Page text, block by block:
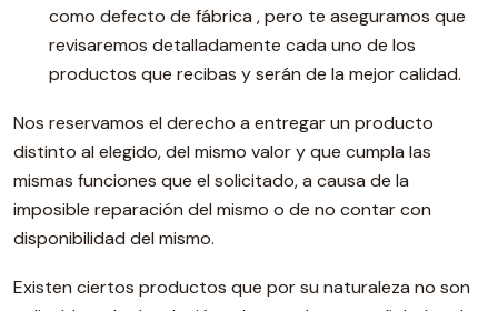
como defecto de fábrica , pero te aseguramos que
revisaremos detalladamente cada uno de los
productos que recibas y serán de la mejor calidad.
Nos reservamos el derecho a entregar un producto
distinto al elegido, del mismo valor y que cumpla las
mismas funciones que el solicitado, a causa de la
imposible reparación del mismo o de no contar con
disponibilidad del mismo.
Existen ciertos productos que por su naturaleza no son